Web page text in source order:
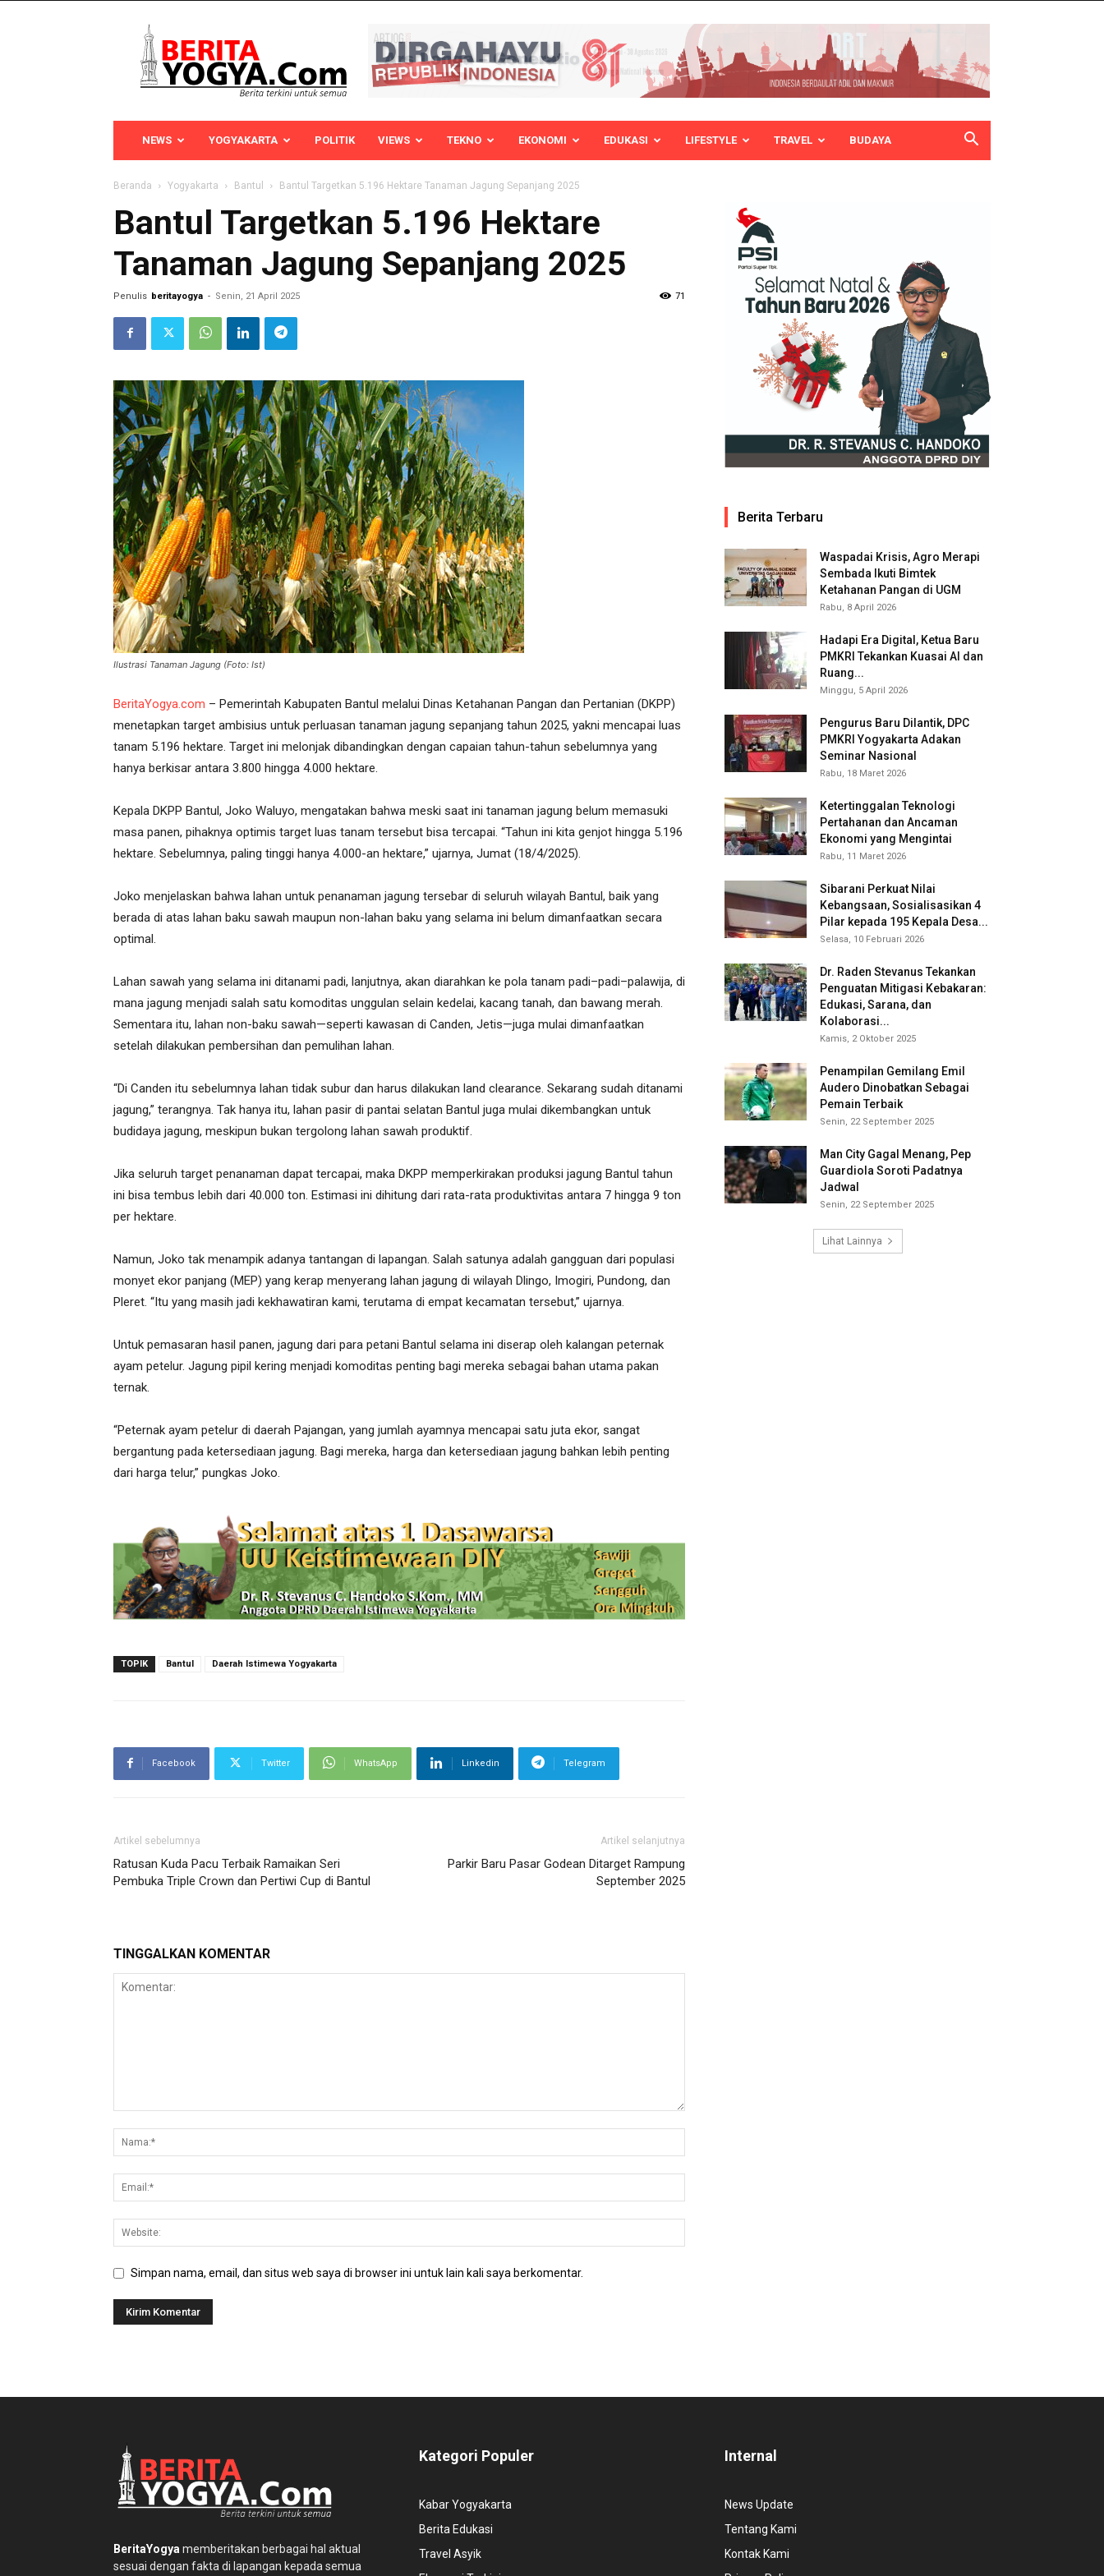
Yogya
NEWS YOGYAKARTA POLITIK VIEWS TEKNO EKONOMI EDUKASI LIFESTYLE TRAVEL BUDAYA
Beranda Yogyakarta Bantul Bantul Targetkan 5.196 Hektare Tanaman Jagung Sepanjang 2025
Bantul Targetkan 5.196 Hektare
Tanaman Jagung Sepanjang 2025
Penulis beritayogya - Senin, 21 April 2025 71
Ilustrasi Tanaman Jagung (Foto: Ist)
BeritaYogya.com – Pemerintah Kabupaten Bantul melalui Dinas Ketahanan Pangan dan Pertanian (DKPP)
menetapkan target ambisius untuk perluasan tanaman jagung sepanjang tahun 2025, yakni mencapai luas
tanam 5.196 hektare. Target ini melonjak dibandingkan dengan capaian tahun-tahun sebelumnya yang
hanya berkisar antara 3.800 hingga 4.000 hektare.
Kepala DKPP Bantul, Joko Waluyo, mengatakan bahwa meski saat ini tanaman jagung belum memasuki
masa panen, pihaknya optimis target luas tanam tersebut bisa tercapai. “Tahun ini kita genjot hingga 5.196
hektare. Sebelumnya, paling tinggi hanya 4.000-an hektare,” ujarnya, Jumat (18/4/2025).
Joko menjelaskan bahwa lahan untuk penanaman jagung tersebar di seluruh wilayah Bantul, baik yang
berada di atas lahan baku sawah maupun non-lahan baku yang selama ini belum dimanfaatkan secara
optimal.
Lahan sawah yang selama ini ditanami padi, lanjutnya, akan diarahkan ke pola tanam padi–padi–palawija, di
mana jagung menjadi salah satu komoditas unggulan selain kedelai, kacang tanah, dan bawang merah.
Sementara itu, lahan non-baku sawah—seperti kawasan di Canden, Jetis—juga mulai dimanfaatkan
setelah dilakukan pembersihan dan pemulihan lahan.
“Di Canden itu sebelumnya lahan tidak subur dan harus dilakukan land clearance. Sekarang sudah ditanami
jagung,” terangnya. Tak hanya itu, lahan pasir di pantai selatan Bantul juga mulai dikembangkan untuk
budidaya jagung, meskipun bukan tergolong lahan sawah produktif.
Jika seluruh target penanaman dapat tercapai, maka DKPP memperkirakan produksi jagung Bantul tahun
ini bisa tembus lebih dari 40.000 ton. Estimasi ini dihitung dari rata-rata produktivitas antara 7 hingga 9 ton
per hektare.
Namun, Joko tak menampik adanya tantangan di lapangan. Salah satunya adalah gangguan dari populasi
monyet ekor panjang (MEP) yang kerap menyerang lahan jagung di wilayah Dlingo, Imogiri, Pundong, dan
Pleret. “Itu yang masih jadi kekhawatiran kami, terutama di empat kecamatan tersebut,” ujarnya.
Untuk pemasaran hasil panen, jagung dari para petani Bantul selama ini diserap oleh kalangan peternak
ayam petelur. Jagung pipil kering menjadi komoditas penting bagi mereka sebagai bahan utama pakan
ternak.
“Peternak ayam petelur di daerah Pajangan, yang jumlah ayamnya mencapai satu juta ekor, sangat
bergantung pada ketersediaan jagung. Bagi mereka, harga dan ketersediaan jagung bahkan lebih penting
dari harga telur,” pungkas Joko.
TOPIK Bantul Daerah Istimewa Yogyakarta
Facebook Twitter WhatsApp Linkedin Telegram
Artikel sebelumnya
Ratusan Kuda Pacu Terbaik Ramaikan Seri
Pembuka Triple Crown dan Pertiwi Cup di Bantul
Artikel selanjutnya
Parkir Baru Pasar Godean Ditarget Rampung
September 2025
TINGGALKAN KOMENTAR
Simpan nama, email, dan situs web saya di browser ini untuk lain kali saya berkomentar.
Berita Terbaru
Waspadai Krisis, Agro Merapi
Sembada Ikuti Bimtek
Ketahanan Pangan di UGM
Rabu, 8 April 2026
Hadapi Era Digital, Ketua Baru
PMKRI Tekankan Kuasai AI dan
Ruang...
Minggu, 5 April 2026
Pengurus Baru Dilantik, DPC
PMKRI Yogyakarta Adakan
Seminar Nasional
Rabu, 18 Maret 2026
Ketertinggalan Teknologi
Pertahanan dan Ancaman
Ekonomi yang Mengintai
Rabu, 11 Maret 2026
Sibarani Perkuat Nilai
Kebangsaan, Sosialisasikan 4
Pilar kepada 195 Kepala Desa...
Selasa, 10 Februari 2026
Dr. Raden Stevanus Tekankan
Penguatan Mitigasi Kebakaran:
Edukasi, Sarana, dan
Kolaborasi...
Kamis, 2 Oktober 2025
Penampilan Gemilang Emil
Audero Dinobatkan Sebagai
Pemain Terbaik
Senin, 22 September 2025
Man City Gagal Menang, Pep
Guardiola Soroti Padatnya
Jadwal
Senin, 22 September 2025
Lihat Lainnya
BeritaYogya memberitakan berbagai hal aktual
sesuai dengan fakta di lapangan kepada semua
Kategori Populer
Kabar Yogyakarta
Berita Edukasi
Travel Asyik
Internal
News Update
Tentang Kami
Kontak Kami